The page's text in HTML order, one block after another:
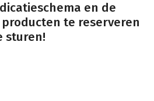
en de
te reserveren
sturen!